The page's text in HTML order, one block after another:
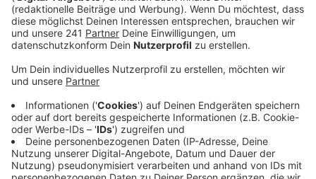
dann der Anschlusstreffer. Am Ende reichte es
aber nicht.
Veröffentlicht:Mittwoch, 06.03.2024 06:35
Anzeige
Das Spiel vor heimischer Kulisse war für die
Mannschaft ein ganz besonderes: das erste Mal seit
15 Jahren und das zweite Mal überhaupt haben die